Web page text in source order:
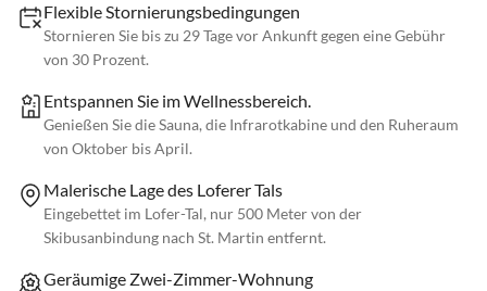
Flexible Stornierungsbedingungen
Stornieren Sie bis zu 29 Tage vor Ankunft gegen eine Gebühr
von 30 Prozent.
Entspannen Sie im Wellnessbereich.
Genießen Sie die Sauna, die Infrarotkabine und den Ruheraum
von Oktober bis April.
Malerische Lage des Loferer Tals
Eingebettet im Lofer-Tal, nur 500 Meter von der
Skibusanbindung nach St. Martin entfernt.
Geräumige Zwei-Zimmer-Wohnung